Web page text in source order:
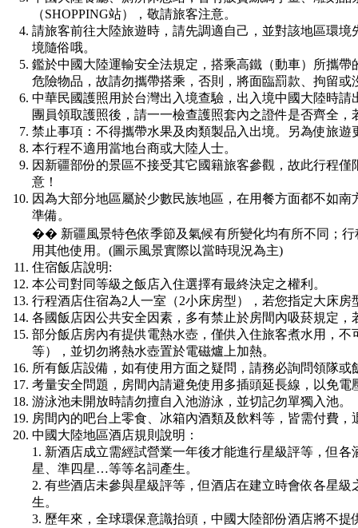
（SHOPPING站），敬請旅客注意。
請旅客前往大陸旅遊時，請先調適自己，並對該地區環
境隨俗哦。
鑑於中國大陸運輸安全法規定，搭乘高鐵（動車）所攜
危險物品，故請勿攜帶搭乘，否則，將面臨罰款、拘留
中華民國護照用於台灣出入境查驗，出入境中國大陸時
團員領取護照後，請一一檢查護照套內之證件是否齊全，
禁止事項：不得攜帶水果及肉類製品入出境。另為使旅
本行程不適用當地台商或大陸人士。
因新疆部份的景區不接受其它國籍旅客參觀，故此行程
意！
因為大部分地區屬於少數民族地區，在用餐方面都不如
準備。
�� 新疆風景特色依季節及氣候有所變化均有所不同；
用其他使用。(圖示風景實際以當時現況為主)
住宿飯店說明:
本公司對同等級之飯店入住選擇有最終決定之權利。
行程酒店住宿為2人一室（2小床房型），若您指定大床
各國飯店因公共安全因素，多有禁止於房間內吸菸規定
部分飯店房內有提供電熱水壺，僅供入住旅客煮水用，
等），並切勿將熱水壺置於電磁爐上加熱。
所有飯店設備，如有使用方面之疑問，請務必詢問領隊
考量安全問題，房間內請避免使用多插頭延長線，以免電
游泳池未開放時請勿擅自入池游泳，並切記勿單獨入池。
房間內的吧台上零食、冰箱內酒類及飲料等，皆需付費，
中國大陸地區酒店規則說明：
1. 新酒店成立需經試營業一年後才能進行星級評等，但
星、準四星…等等名詞產生。
2. 有些酒店未參與星級評等，但酒店在建立時會依各星
生。
3. 歷年來，全球環保意識抬頭，中國大陸部份酒店將不